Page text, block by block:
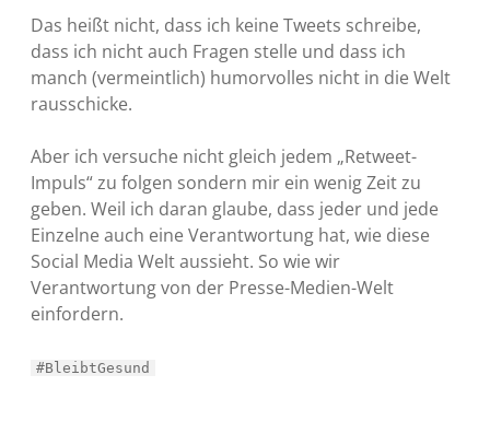
Das heißt nicht, dass ich keine Tweets schreibe,
dass ich nicht auch Fragen stelle und dass ich
manch (vermeintlich) humorvolles nicht in die Welt
rausschicke.
Aber ich versuche nicht gleich jedem „Retweet-
Impuls“ zu folgen sondern mir ein wenig Zeit zu
geben. Weil ich daran glaube, dass jeder und jede
Einzelne auch eine Verantwortung hat, wie diese
Social Media Welt aussieht. So wie wir
Verantwortung von der Presse-Medien-Welt
einfordern.
#BleibtGesund